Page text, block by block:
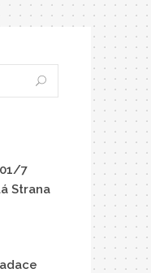
7
Strana